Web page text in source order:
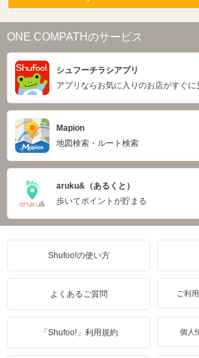
ONE COMPATHのサービス
シュフーチラシアプリ
アプリならお気に入りのお店がすぐに
Mapion
地図検索・ルート検索
aruku&（あるくと）
歩いてポイントが貯まる
Shufoo!の使い方
よくあるご質問 ご利
「Shufoo!」利用規約 個人